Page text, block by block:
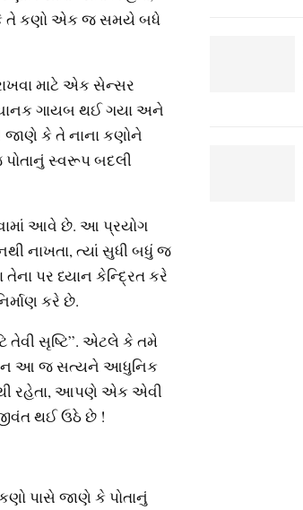
કે તે કણો એક જ સમયે બધે
માટે એક સેન્સર
ગાયબ થઈ ગયા અને
જાણે કે તે નાના કણોને
સ્વરૂપ બદલી
આવે છે. આ પ્રયોગ
નાખતા, ત્યાં સુધી બધું જ
પર ધ્યાન કેન્દ્રિત કરે
કરે છે.
સૃષ્ટિ”. એટલે કે તમે
આ જ સત્યને આધુનિક
રહેતા, આપણે એક એવી
થઈ ઉઠે છે !
પાસે જાણે કે પોતાનું